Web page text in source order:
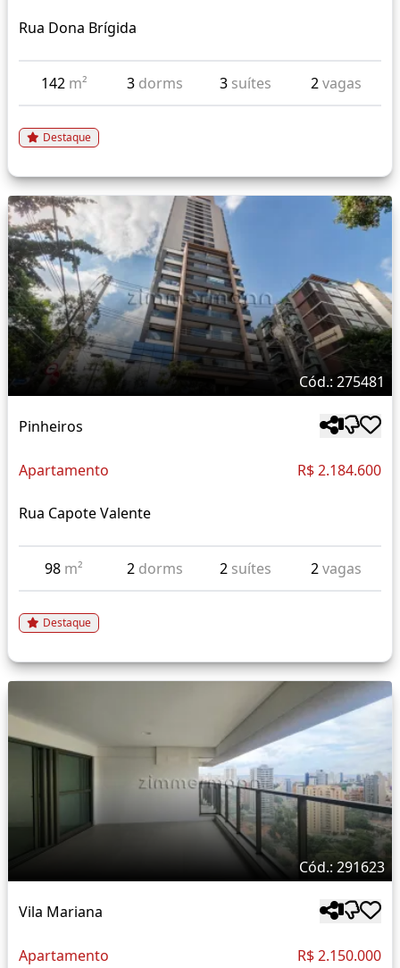
Rua Dona Brígida
142 m² 3 dorms 3 suítes 2vagas
Destaque
Cód.: 275481
Pinheiros
Apartamento R$ 2.184.600
Rua Capote Valente
98 m² 2 dorms 2 suítes 2vagas
Destaque
Cód.: 291623
Vila Mariana
Apartamento R$ 2.150.000